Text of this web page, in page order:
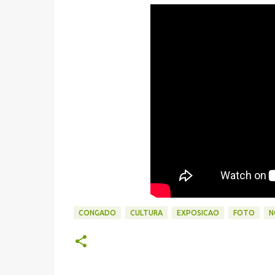
CONGADO CULTURA EXPOSICAO FOTO